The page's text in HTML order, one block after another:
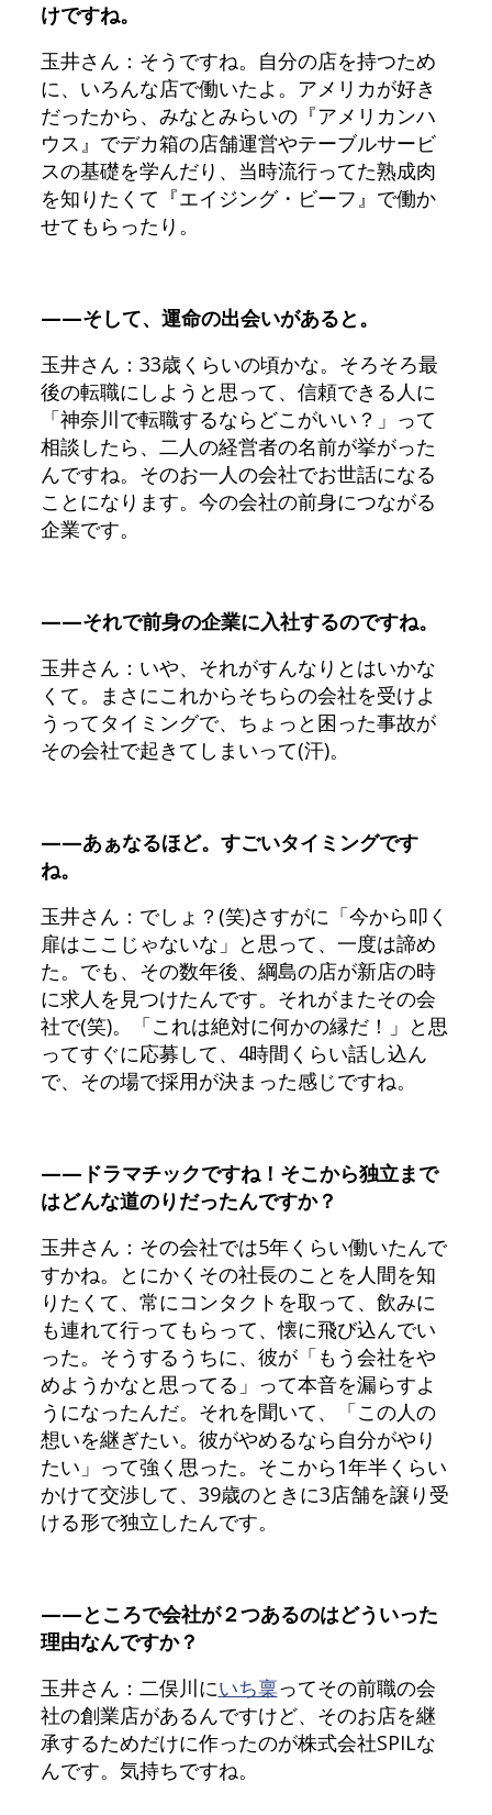
けですね。
玉井さん：そうですね。自分の店を持つため
に、いろんな店で働いたよ。アメリカが好き
だったから、みなとみらいの『アメリカンハ
ウス』でデカ箱の店舗運営やテーブルサービ
スの基礎を学んだり、当時流行ってた熟成肉
を知りたくて『エイジング・ビーフ』で働か
せてもらったり。
——そして、運命の出会いがあると。
玉井さん：33歳くらいの頃かな。そろそろ最
後の転職にしようと思って、信頼できる人に
「神奈川で転職するならどこがいい？」って
相談したら、二人の経営者の名前が挙がった
んですね。そのお一人の会社でお世話になる
ことになります。今の会社の前身につながる
企業です。
——それで前身の企業に入社するのですね。
玉井さん：いや、それがすんなりとはいかな
くて。まさにこれからそちらの会社を受けよ
うってタイミングで、ちょっと困った事故が
その会社で起きてしまいって(汗)。
——あぁなるほど。すごいタイミングです
ね。
玉井さん：でしょ？(笑)さすがに「今から叩く
扉はここじゃないな」と思って、一度は諦め
た。でも、その数年後、綱島の店が新店の時
に求人を見つけたんです。それがまたその会
社で(笑)。「これは絶対に何かの縁だ！」と思
ってすぐに応募して、4時間くらい話し込ん
で、その場で採用が決まった感じですね。
——ドラマチックですね！そこから独立まで
はどんな道のりだったんですか？
玉井さん：その会社では5年くらい働いたんで
すかね。とにかくその社長のことを人間を知
りたくて、常にコンタクトを取って、飲みに
も連れて行ってもらって、懐に飛び込んでい
った。そうするうちに、彼が「もう会社をや
めようかなと思ってる」って本音を漏らすよ
うになったんだ。それを聞いて、「この人の
想いを継ぎたい。彼がやめるなら自分がやり
たい」って強く思った。そこから1年半くらい
かけて交渉して、39歳のときに3店舗を譲り受
ける形で独立したんです。
——ところで会社が２つあるのはどういった
理由なんですか？
玉井さん：二俣川にいち稟ってその前職の会
社の創業店があるんですけど、そのお店を継
承するためだけに作ったのが株式会社SPILな
んです。気持ちですね。